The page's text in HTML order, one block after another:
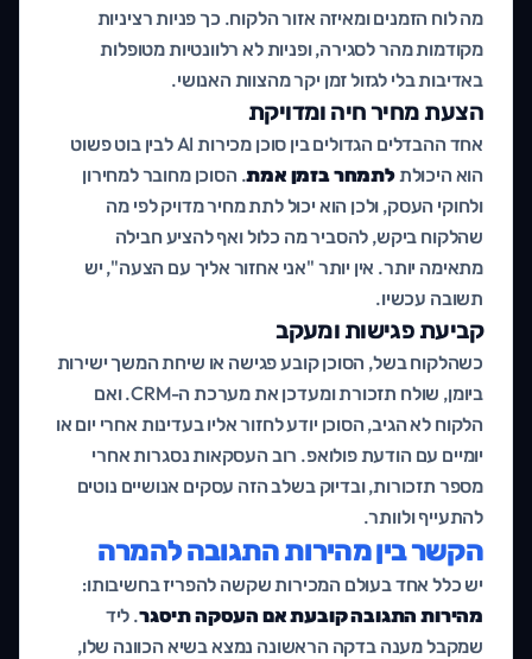
מה לוח הזמנים ומאיזה אזור הלקוח. כך פניות רציניות
מקודמות מהר לסגירה, ופניות לא רלוונטיות מטופלות
באדיבות בלי לגזול זמן יקר מהצוות האנושי.
הצעת מחיר חיה ומדויקת
אחד ההבדלים הגדולים בין סוכן מכירות AI לבין בוט פשוט
הוא היכולתלתמחר בזמן אמת. הסוכן מחובר למחירון
ולחוקי העסק, ולכן הוא יכול לתת מחיר מדויק לפי מה
שהלקוח ביקש, להסביר מה כלול ואף להציע חבילה
מתאימה יותר. אין יותר "אני אחזור אליך עם הצעה", יש
תשובה עכשיו.
קביעת פגישות ומעקב
כשהלקוח בשל, הסוכן קובע פגישה או שיחת המשך ישירות
ביומן, שולח תזכורת ומעדכן את מערכת ה-CRM. ואם
הלקוח לא הגיב, הסוכן יודע לחזור אליו בעדינות אחרי יום או
יומיים עם הודעת פולואפ. רוב העסקאות נסגרות אחרי
מספר תזכורות, ובדיוק בשלב הזה עסקים אנושיים נוטים
להתעייף ולוותר.
הקשר בין מהירות התגובה להמרה
יש כלל אחד בעולם המכירות שקשה להפריז בחשיבותו:
מהירות התגובה קובעת אם העסקה תיסגר. ליד
שמקבל מענה בדקה הראשונה נמצא בשיא הכוונה שלו,